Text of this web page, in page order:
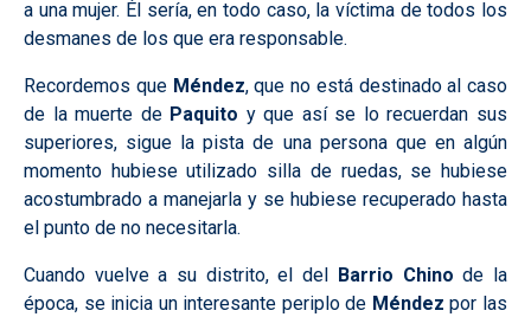
a una mujer. Él sería, en todo caso, la víctima de todos los
desmanes de los que era responsable.
Recordemos que Méndez, que no está destinado al caso
de la muerte de Paquito y que así se lo recuerdan sus
superiores, sigue la pista de una persona que en algún
momento hubiese utilizado silla de ruedas, se hubiese
acostumbrado a manejarla y se hubiese recuperado hasta
el punto de no necesitarla.
Cuando vuelve a su distrito, el del Barrio Chino de la
época, se inicia un interesante periplo de Méndez por las